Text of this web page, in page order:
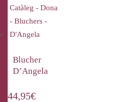
Blucher
D’Angela
44,95€